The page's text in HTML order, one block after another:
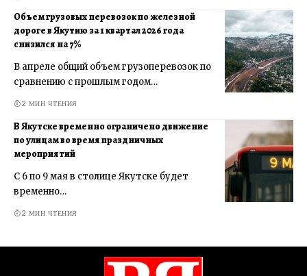
Объем грузовых перевозок по железной
дороге в Якутию за 1 квартал 2026 года
снизился на 7%
В апреле общий объем грузоперевозок по
сравнению с прошлым годом…
2 МИН ЧТЕНИЯ
В Якутске временно ограничено движение
по улицам во время праздничных
мероприятий
С 6 по 9 мая в столице Якутске будет
временно…
2 МИН ЧТЕНИЯ